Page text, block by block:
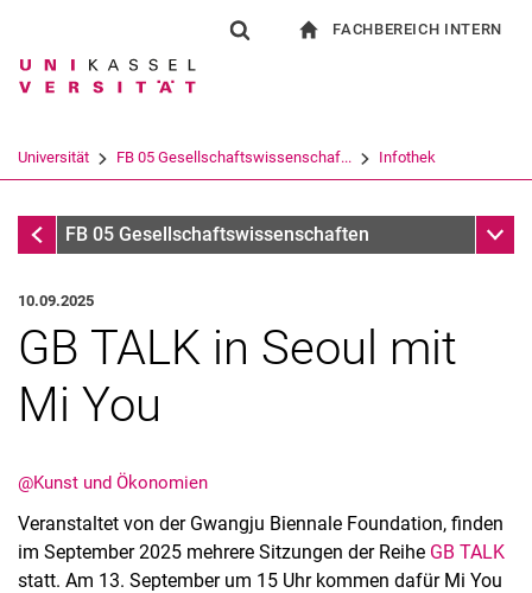
Springe direkt zu: Inhalt
Springe direkt zu: Suche
Springe direkt zu:
Suchbegriff
Suchen (öffnet externen Link in einem
FACHBEREICH INTERN
Universität FB 05 Gesellschaftswissenschaf... Infothek
InfothekFB 05 Gesellschaftswissenschaften
10.09.2025
GB TALK in Seoul mit
Mi You
@Kunst und Ökonomien
Veranstaltet von der Gwangju Biennale Foundation, finden
im September 2025 mehrere Sitzungen der Reihe GB TALK
statt. Am 13. September um 15 Uhr kommen dafür Mi You